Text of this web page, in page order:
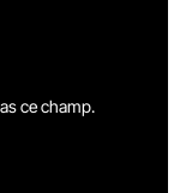
ce champ.